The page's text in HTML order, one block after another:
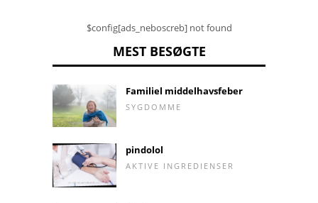
$config[ads_neboscreb] not found
MEST BESØGTE
Familiel middelhavsfeber
SYGDOMME
pindolol
AKTIVE INGREDIENSER